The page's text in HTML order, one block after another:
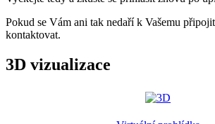
Pokud se Vám ani tak nedaří k Vašemu
kontaktovat.
3D vizualizace